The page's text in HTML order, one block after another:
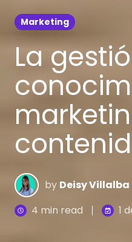
Marketing
La
by Deisy Villalba
4 min read
1